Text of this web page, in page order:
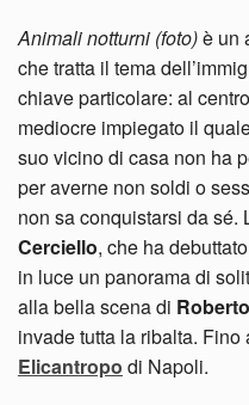
Animali notturni (foto)è un
che tratta il tema
chiave particolare: al
mediocre impiegato il
suo vicino di casa non ha
per averne non soldi o
non sa conquistarsi da sé.
Cerciello, che ha
in luce un panorama di
alla bella scena di
invade tutta la ribalta. Fino
Elicantropo di Napoli.